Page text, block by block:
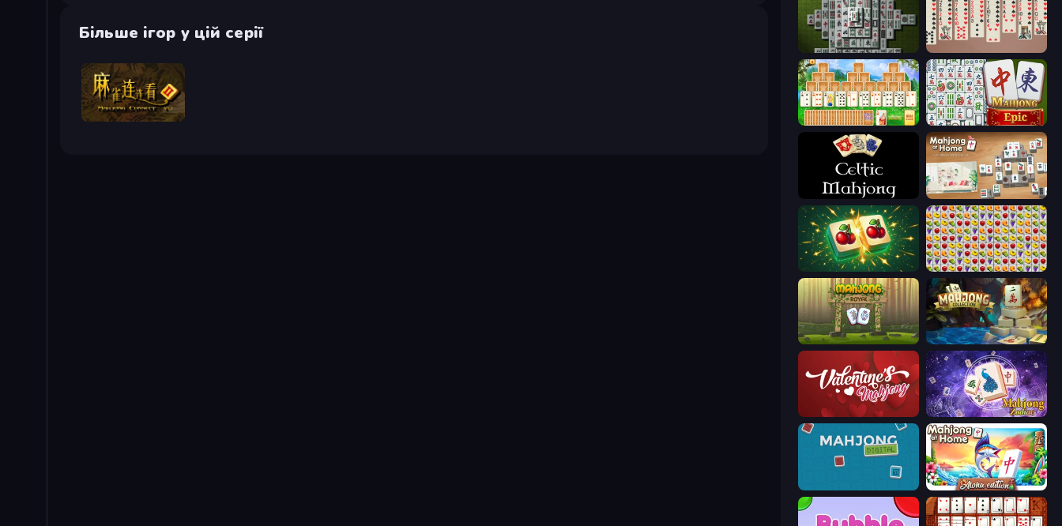
Більше ігор у цій серії
Mahjong Connect 2 (Legacy)
Mahjong 3D Classic Spider Solitaire 2 Suits
Magic Towers Solitaire Mahjong Epic
Celtic Mahjong Solitaire Scandinavian Mahjong
Mahjong Puzzle: Tile Match Same Game Fruit Collapse
Mahjong Royal Mahjong Collection
Valentine Mahjong Mahjong Solitaire Zodiac
Aloha Mahjong